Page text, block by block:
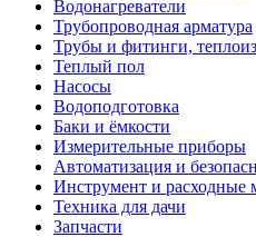
Водонагреватели
Трубопроводная арматура
Трубы и фитинги,
Теплый пол
Насосы
Водоподготовка
Баки и ёмкости
Измерительные приборы
Автоматизация и
Инструмент и расходные
Техника для дачи
Запчасти